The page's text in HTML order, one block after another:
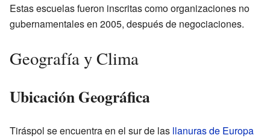
Estas escuelas fueron inscritas como organizaciones no
gubernamentales en 2005, después de negociaciones.
Geografía y Clima
Ubicación Geográfica
Tiráspol se encuentra en el sur de las llanuras de Europa